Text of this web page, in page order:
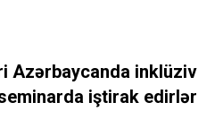
Azərbaycanda inklüziv
iştirak edirlər